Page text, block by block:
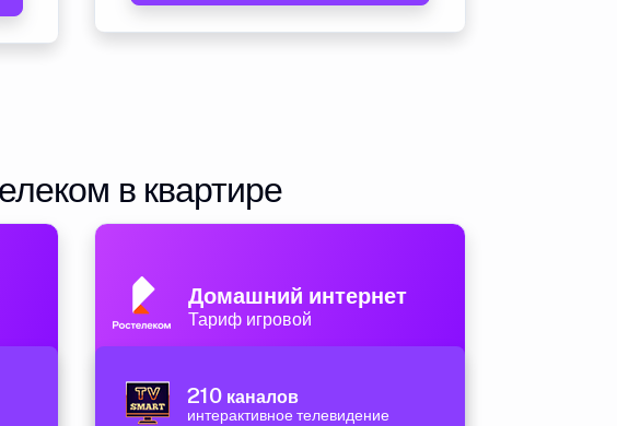
в квартире
Домашний интернет
Тариф игровой
210 каналов
интерактивное телевидение